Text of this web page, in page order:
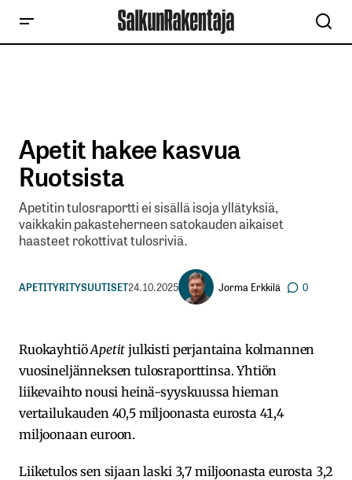
Apetit hakee kasvua
Ruotsista
Apetitin tulosraportti ei sisällä isoja yllätyksiä,
vaikkakin pakasteherneen satokauden aikaiset
haasteet rokottivat tulosriviä.
APETITYRITYSUUTISET24.10.2025 Jorma Erkkilä 0
RuokayhtiöApetit julkisti perjantaina kolmannen
vuosineljänneksen tulosraporttinsa. Yhtiön
liikevaihto nousi heinä-syyskuussa hieman
vertailukauden 40,5 miljoonasta eurosta 41,4
miljoonaan euroon.
Liiketulos sen sijaan laski 3,7 miljoonasta eurosta 3,2